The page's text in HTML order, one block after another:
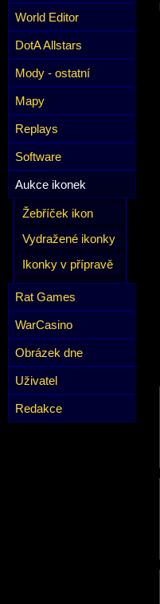
World Editor
DotA Allstars
Mody - ostatní
Mapy
Replays
Software
Aukce ikonek
Žebříček ikon
Vydražené ikonky
Ikonky v přípravě
Rat Games
WarCasino
Obrázek dne
Uživatel
Redakce